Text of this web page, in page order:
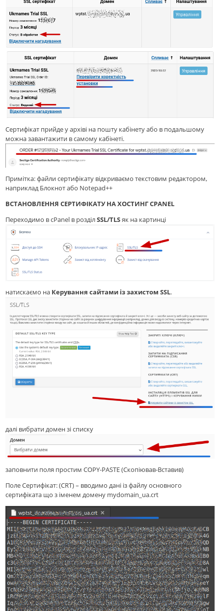
Сертифікат прийде у архіві на пошту кабінету або в подальшому
можна завантажити в самому кабінеті.
Примітка: файли сертифікату відкриваємо текстовим редактором,
наприклад Блокнот або Notepad++
ВСТАНОВЛЕННЯ СЕРТИФІКАТУ НА ХОСТИНГ CPANEL
Переходимо в cPanel в розділSSL/TLSяк на картинці
натискаємо на Керування сайтами із захистом SSL.
далі вибрати домен зі списку
заповнити поля простим COPY-PASTE (Скопіював-Вставив)
Поле Сертифікат: (CRT) – вводимо дані із файлу основного
сертифіката що з іменем домену mydomain_ua.crt